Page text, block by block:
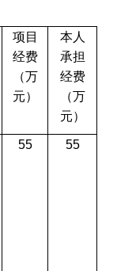
项目
经费
（万
元）
本人
承担
经费
（万
元）
55 55